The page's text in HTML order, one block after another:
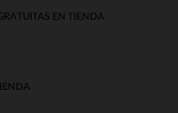
EN TIENDA